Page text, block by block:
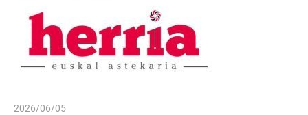
2026/06/05